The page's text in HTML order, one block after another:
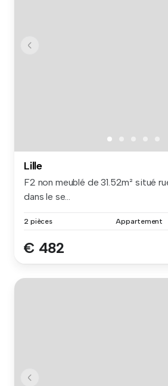
Lille
F2 non meublé de 31.52m² situé
dans le se...
2 pièces Appartement
€ 482